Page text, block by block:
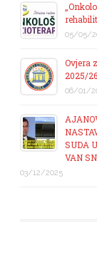
05/05/
Ovjera
2025/
06/01/
SUDA
VAN
03/12/2025